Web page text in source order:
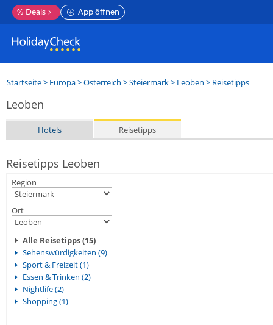
% Deals App öffnen
Startseite> Europa>Österreich >Steiermark> Leoben > Reisetipps
Leoben
Hotels Reisetipps
Reisetipps Leoben
Region
Ort
Alle Reisetipps (15)
Sehenswürdigkeiten (9)
Sport & Freizeit (1)
Essen & Trinken (2)
Nightlife (2)
Shopping (1)